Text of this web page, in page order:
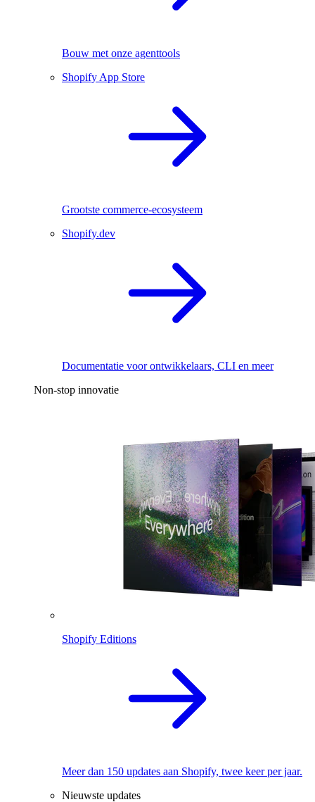
Bouw met onze agenttools
Shopify App Store
Grootste commerce-ecosysteem
Shopify.dev
Documentatie voor ontwikkelaars, CLI en meer
Non-stop innovatie
Shopify Editions
Meer dan 150 updates aan Shopify, twee keer per jaar.
Nieuwste updates